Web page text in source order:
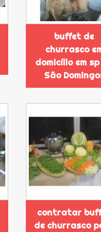
buffet de
churrasco
domicílio em sp
São
contratar
de churrasco